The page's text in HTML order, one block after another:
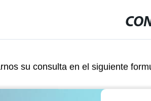
su consulta en el siguiente